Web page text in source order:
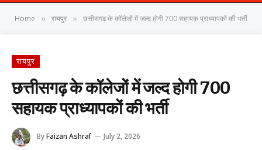
Home » रायपुर » छत्तीसगढ़ के कॉलेजों में जल्द होगी 700 सहायक प्राध्यापकों की भर्ती
रायपुर
छत्तीसगढ़ के कॉलेजों में जल्द होगी 700
सहायक प्राध्यापकों की भर्ती
ByFaizan Ashraf July 2, 2026